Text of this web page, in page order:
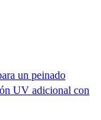
un peinado
UV adicional con